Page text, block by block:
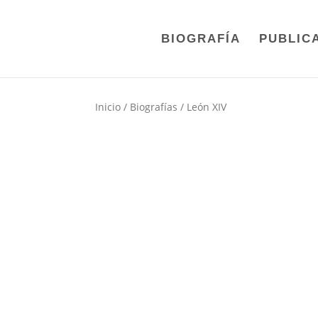
BIOGRAFÍA
Inicio / Biografías / León XIV